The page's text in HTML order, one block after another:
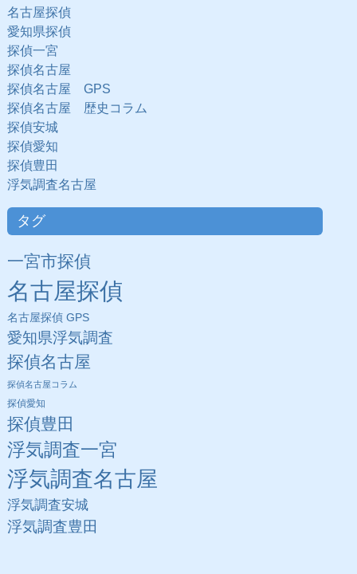
名古屋探偵
愛知県探偵
探偵一宮
探偵名古屋
探偵名古屋 GPS
探偵名古屋 歴史コラム
探偵安城
探偵愛知
探偵豊田
浮気調査名古屋
タグ
一宮市探偵
名古屋探偵
名古屋探偵 GPS
愛知県浮気調査
探偵名古屋
探偵名古屋コラム
探偵愛知
探偵豊田
浮気調査一宮
浮気調査名古屋
浮気調査安城
浮気調査豊田